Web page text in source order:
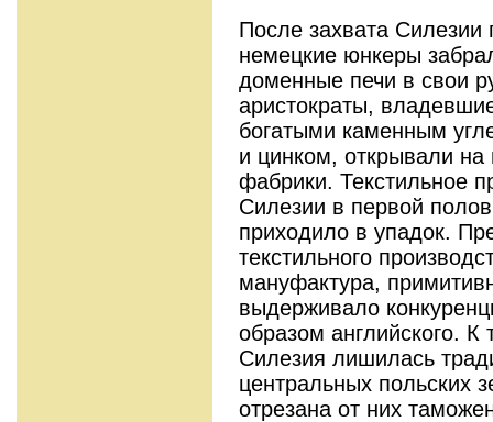
После захвата Силезии
немецкие юнкеры
доменные печи в свои
аристократы,
богатыми каменным
и цинком, открывали
фабрики. Текстильное
Силезии в первой
приходило в упадок.
текстильного
мануфактура,
выдерживало
образом английского. К
Силезия лишилась
центральных польских
отрезана от них